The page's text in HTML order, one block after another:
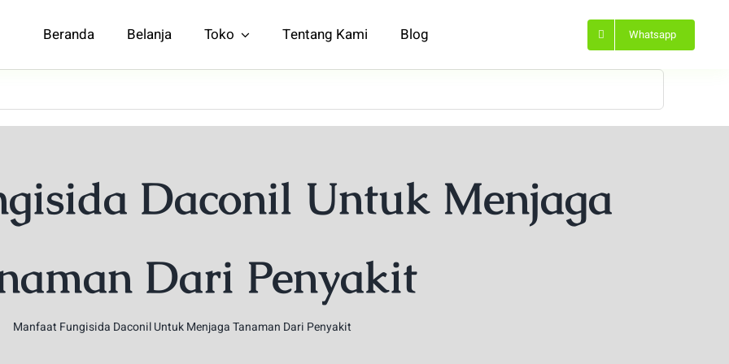
Beranda Belanja Toko Tentang Kami Blog Whatsapp
Daconil Untuk Menjaga
Dari Penyakit
Manfaat Fungisida Daconil Untuk Menjaga Tanaman Dari Penyakit